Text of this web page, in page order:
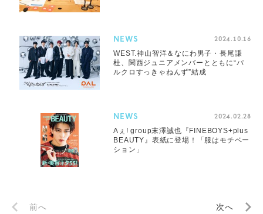
NEWS 2024.10.16
WEST.神山智洋＆なにわ男子・長尾謙
杜、関西ジュニアメンバーとともに“パ
ルクロすっきゃねんず”結成
NEWS 2024.02.28
Aぇ! group末澤誠也『FINEBOYS+plus
BEAUTY』表紙に登場！「服はモチベー
ション」
前へ 次へ